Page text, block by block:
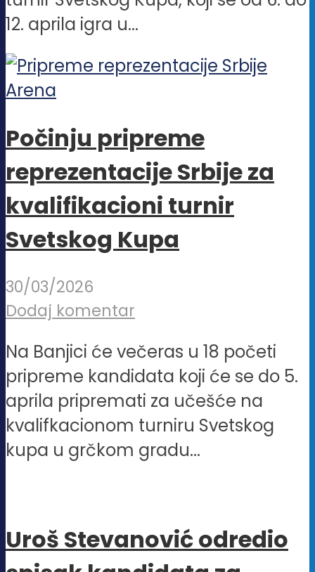
12. aprila igra u...
Počinju pripreme
reprezentacije Srbije za
kvalifikacioni turnir
Svetskog Kupa
30/03/2026
Dodaj komentar
Na Banjici će večeras u 18 početi
pripreme kandidata koji će se do 5.
aprila pripremati za učešće na
kvalifkacionom turniru Svetskog
kupa u grčkom gradu...
Uroš Stevanović odredio